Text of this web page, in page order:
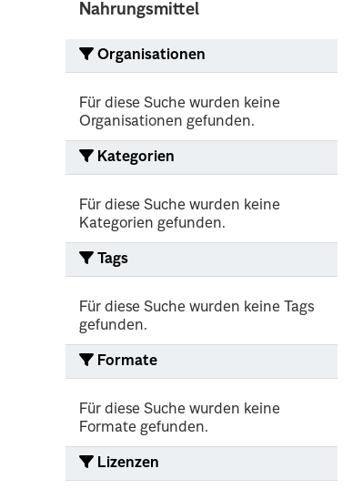
Nahrungsmittel
Organisationen
Für diese Suche wurden keine
Organisationen gefunden.
Kategorien
Für diese Suche wurden keine
Kategorien gefunden.
Tags
Für diese Suche wurden keine Tags
gefunden.
Formate
Für diese Suche wurden keine
Formate gefunden.
Lizenzen